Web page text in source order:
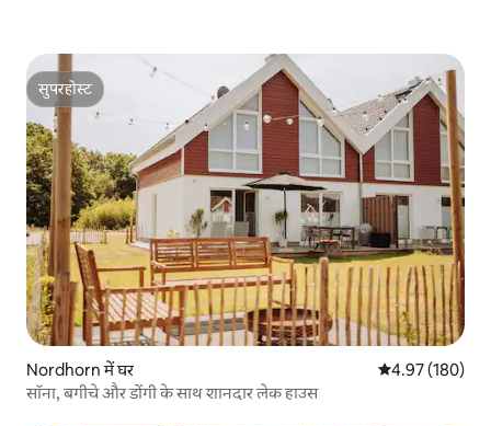
सुपरहोस्ट
सुपरहोस्ट
Nordhorn में घर औसत रेटिंग 5 में से
4.97 (180)
सॉना, बगीचे और डोंगी के साथ शानदार लेक हाउस